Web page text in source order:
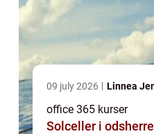
09 july 2026 Linnea
office 365 kurser
Solceller i odsherred en